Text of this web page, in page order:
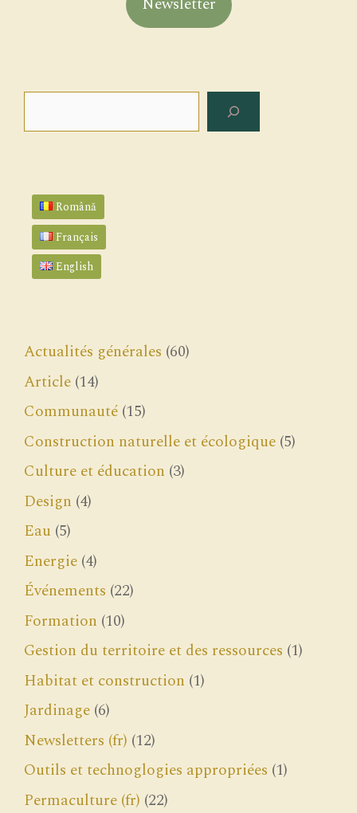
Română
Français
English
Actualités générales (60)
Article (14)
Communauté (15)
Construction naturelle et écologique (5)
Culture et éducation (3)
Design (4)
Eau (5)
Energie (4)
Événements (22)
Formation (10)
Gestion du territoire et des ressources (1)
Habitat et construction (1)
Jardinage (6)
Newsletters (fr) (12)
Outils et technoglogies appropriées (1)
Permaculture (fr) (22)